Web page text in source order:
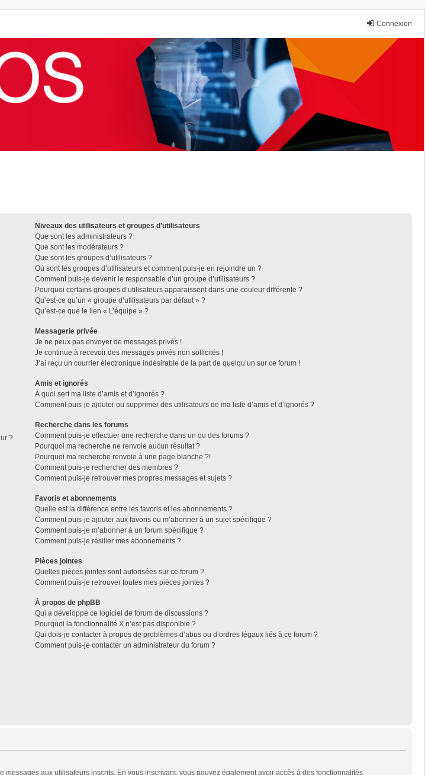
Connexion
?
Niveaux des utilisateurs et groupes d’utilisateurs
Que sont les administrateurs ?
Que sont les modérateurs ?
Que sont les groupes d’utilisateurs ?
Où sont les groupes d’utilisateurs et comment puis-je en rejoindre un ?
Comment puis-je devenir le responsable d’un groupe d’utilisateurs ?
Pourquoi certains groupes d’utilisateurs apparaissent dans une couleur différente ?
Qu’est-ce qu’un « groupe d’utilisateurs par défaut » ?
Qu’est-ce que le lien « L’équipe » ?
Messagerie privée
Je ne peux pas envoyer de messages privés !
Je continue à recevoir des messages privés non sollicités !
J’ai reçu un courrier électronique indésirable de la part de quelqu’un sur ce forum !
Amis et ignorés
À quoi sert ma liste d’amis et d’ignorés ?
Comment puis-je ajouter ou supprimer des utilisateurs de ma liste d’amis et d’ignorés ?
Recherche dans les forums
Comment puis-je effectuer une recherche dans un ou des forums ?
Pourquoi ma recherche ne renvoie aucun résultat ?
Pourquoi ma recherche renvoie à une page blanche ?!
Comment puis-je rechercher des membres ?
Comment puis-je retrouver mes propres messages et sujets ?
Favoris et abonnements
Quelle est la différence entre les favoris et les abonnements ?
Comment puis-je ajouter aux favoris ou m’abonner à un sujet spécifique ?
Comment puis-je m’abonner à un forum spécifique ?
Comment puis-je résilier mes abonnements ?
Pièces jointes
Quelles pièces jointes sont autorisées sur ce forum ?
Comment puis-je retrouver toutes mes pièces jointes ?
À propos de phpBB
Qui a développé ce logiciel de forum de discussions ?
Pourquoi la fonctionnalité X n’est pas disponible ?
Qui dois-je contacter à propos de problèmes d’abus ou d’ordres légaux liés à ce forum ?
Comment puis-je contacter un administrateur du forum ?
aux utilisateurs inscrits. En vous inscrivant, vous pouvez également avoir accès à des fonctionnalités